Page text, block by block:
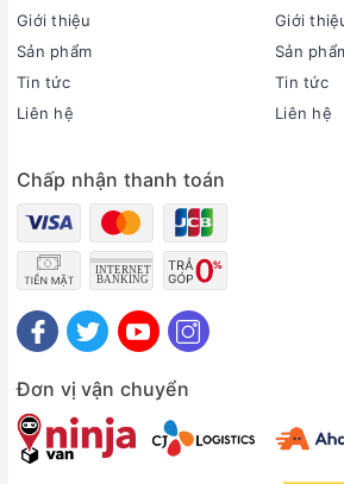
Thời gian bảo hành cục lạnh, cục
1 năm
Thời gian bảo hành máy nén:
Chất liệu dàn tản nhiệt:
Loại Gas:
R-32
Mức tiêu thụ điện năng
Tiêu thụ điện:
Làm lạnh: 1.075 kW/h - Sưởi ấm:
Nhãn năng lượng:
5 sao (Hiệu suất năng lượng 5.7)
Công nghệ tiết kiệm điện:
InverterEcono
Khả năng lọc không khí
Giới thiệu
Sản phẩm
Tin tức
Liên hệ
Giới
Sản
Tin tức
Liên hệ
Chấp nhận thanh toán
Đơn vị vận chuyển